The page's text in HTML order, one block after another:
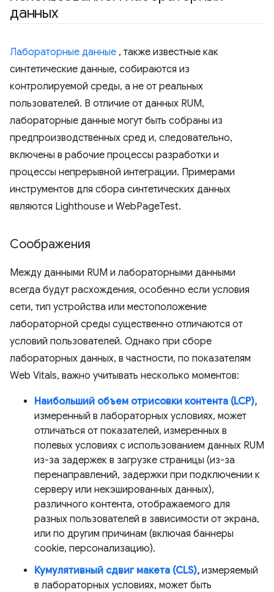
данных
Лабораторные данные , также известные как
синтетические данные, собираются из
контролируемой среды, а не от реальных
пользователей. В отличие от данных RUM,
лабораторные данные могут быть собраны из
предпроизводственных сред и, следовательно,
включены в рабочие процессы разработки и
процессы непрерывной интеграции. Примерами
инструментов для сбора синтетических данных
являются Lighthouse и WebPageTest.
Соображения
Между данными RUM и лабораторными данными
всегда будут расхождения, особенно если условия
сети, тип устройства или местоположение
лабораторной среды существенно отличаются от
условий пользователей. Однако при сборе
лабораторных данных, в частности, по показателям
Web Vitals, важно учитывать несколько моментов:
Наибольший объем отрисовки контента (LCP),
измеренный в лабораторных условиях, может
отличаться от показателей, измеренных в
полевых условиях с использованием данных RUM
из-за задержек в загрузке страницы (из-за
перенаправлений, задержки при подключении к
серверу или некэшированных данных),
различного контента, отображаемого для
разных пользователей в зависимости от экрана,
или по другим причинам (включая баннеры
cookie, персонализацию).
Кумулятивный сдвиг макета (CLS), измеряемый
в лабораторных условиях, может быть